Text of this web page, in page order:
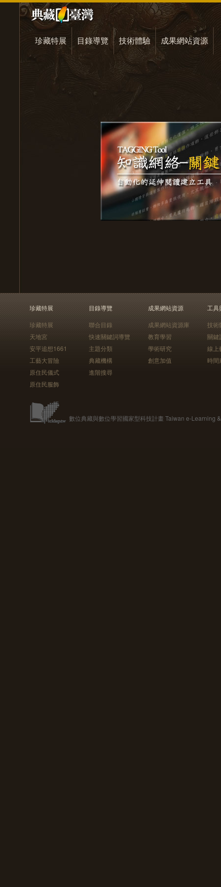
珍藏特展 目錄導覽 技術體驗 成果網站資源
珍藏特展
珍藏特展
天地宮
安平追想1661
工藝大冒險
原住民儀式
原住民服飾
目錄導覽
聯合目錄
快速關鍵詞導覽
主題分類
典藏機構
進階搜尋
成果網站資源
成果網站資源庫
教育學習
學術研究
創意加值
工具
技術
關鍵
線上
時間
數位典藏與數位學習國家型科技計畫 Taiwan e-Learning